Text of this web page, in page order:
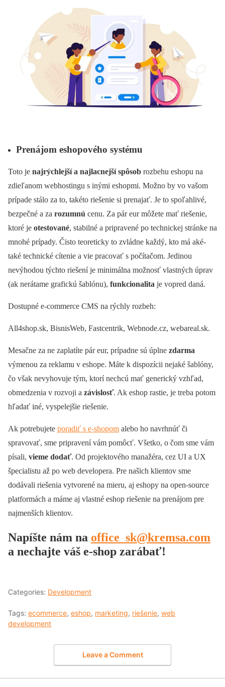
Prenájom eshopového systému
Toto je najrýchlejší a najlacnejší spôsob rozbehu eshopu na
zdieľanom webhostingu s inými eshopmi. Možno by vo vašom
prípade stálo za to, takéto riešenie si prenajať. Je to spoľahlivé,
bezpečné a za rozumnú cenu. Za pár eur môžete mať riešenie,
ktoré je otestované, stabilné a pripravené po technickej stránke na
mnohé prípady. Čisto teoreticky to zvládne každý, kto má aké-
také technické cítenie a vie pracovať s počítačom. Jedinou
nevýhodou týchto riešení je minimálna možnosť vlastných úprav
(ak nerátame grafickú šablónu), funkcionalita je vopred daná.
Dostupné e-commerce CMS na rýchly rozbeh:
All4shop.sk, BisnisWeb, Fastcentrik, Webnode.cz, webareal.sk.
Mesačne za ne zaplatíte pár eur, prípadne sú úplne zdarma
výmenou za reklamu v eshope. Máte k dispozícii nejaké šablóny,
čo však nevyhovuje tým, ktorí nechcú mať generický vzhľad,
obmedzenia v rozvoji a závislosť. Ak eshop rastie, je treba potom
hľadať iné, vyspelejšie riešenie.
Ak potrebujete poradiť s e-shopom alebo ho navrhnúť či
spravovať, sme pripravení vám pomôcť. Všetko, o čom sme vám
písali, vieme dodať. Od projektového manažéra, cez UI a UX
špecialistu až po web developera. Pre našich klientov sme
dodávali riešenia vytvorené na mieru, aj eshopy na open-source
platformách a máme aj vlastné eshop riešenie na prenájom pre
najmenších klientov.
Napíšte nám na office_sk@kremsa.com
a nechajte váš e-shop zarábať!
Categories: Development
Tags: ecommerce, eshop, marketing, riešenie, web
development
Leave a Comment